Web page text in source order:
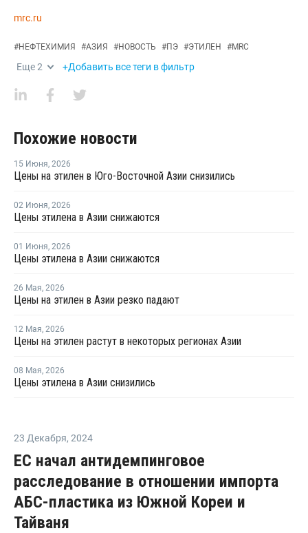
mrc.ru
#НЕФТЕХИМИЯ #АЗИЯ #НОВОСТЬ #ПЭ #ЭТИЛЕН #MRC
Еще2 +Добавить все теги в фильтр
Похожие новости
15 Июня, 2026
Цены на этилен в Юго-Восточной Азии снизились
02 Июня, 2026
Цены этилена в Азии снижаются
01 Июня, 2026
Цены этилена в Азии снижаются
26 Мая, 2026
Цены на этилен в Азии резко падают
12 Мая, 2026
Цены на этилен растут в некоторых регионах Азии
08 Мая, 2026
Цены этилена в Азии снизились
23 Декабря, 2024
ЕС начал антидемпинговое
расследование в отношении импорта
АБС-пластика из Южной Кореи и
Тайваня